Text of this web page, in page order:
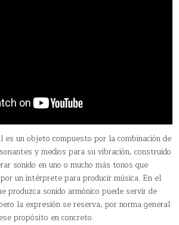
es un objeto compuesto por la combinación de
y medios para su vibración, construido
sonido en uno o mucho más tonos que
un intérprete para producir música. En el
produzca sonido armónico puede servir de
la expresión se reserva, por norma general
propósito en concreto.